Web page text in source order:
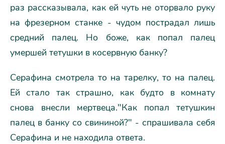
раз рассказывала, как ей чуть не оторвало руку
на фрезерном станке - чудом пострадал лишь
средний палец. Но боже, как попал палец
умершей тетушки в косервную банку?
Серафина смотрела то на тарелку, то на палец.
Ей стало так страшно, как будто в комнату
снова внесли мертвеца."Как попал тетушкин
палец в банку со свининой?" - спрашивала себя
Серафина и не находила ответа.